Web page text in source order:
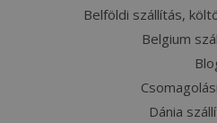
Belföldi szállítás,
Belgium
Dánia